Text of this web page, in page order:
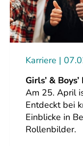
Karriere
Girls’ &
Am 25. April
Entdeckt bei
Einblicke in
Rollenbilder.